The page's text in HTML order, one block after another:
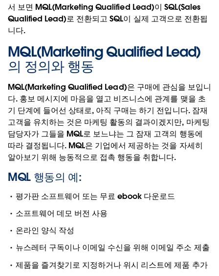
서 보면 MQL(Marketing Qualified Lead)이 SQL(Sales
Qualified Lead)로 전환되고 SQL이 실제 고객으로 전환됩
니다.
MQL(Marketing Qualified Lead)
의 정의와 행동
MQL(Marketing Qualified Lead)은 구매에 관심을 보입니
다. 홍보 메시지에 마음을 열고 비즈니스에 관계를 맺을 초
기 단계에 들어선 상태로, 아직 구매는 하기 전입니다. 잠재
고객을 유치하는 것은 마케팅 활동의 결과이겠지만, 마케팅
담당자가 그들을 MQL로 보느냐는 그 잠재 고객의 행동에
따라 결정됩니다. MQL은 기업에서 제공하는 것을 자세히
알아보기 위해 능동적으로 접촉 행동을 취합니다.
MQL 행동의 예:
평가판 소프트웨어 또는 무료 ebook 다운로드
소프트웨어 데모 버전 사용
온라인 양식 작성
뉴스레터 구독이나 이메일 수신을 위해 이메일 주소 제출
제품을 즐겨찾기로 지정하거나 위시 리스트에 제품 추가